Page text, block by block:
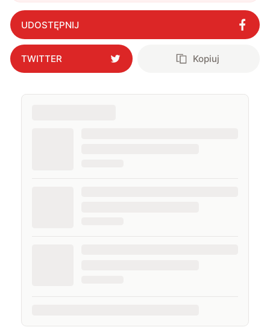
UDOSTĘPNIJ
TWITTER Kopiuj